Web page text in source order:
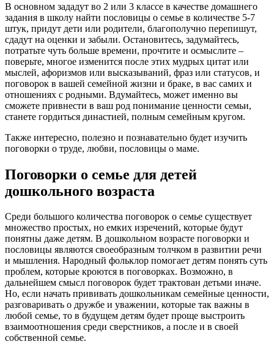
В основном зададут во 2 или 3 классе в качестве домашнего
задания в школу найти пословицы о семье в количестве 5-7
штук, придут дети или родители, благополучно перепишут,
сдадут на оценки и забыли. Остановитесь, задумайтесь,
потратьте чуть больше времени, прочтите и осмыслите –
поверьте, многое изменится после этих мудрых цитат или
мыслей, афоризмов или высказываний, фраз или статусов, и
поговорок в вашей семейной жизни и браке, в вас самих и
отношениях с родными. Вдумайтесь, может именно вы
сможете привнести в ваш род понимание ценности семьи,
станете гордиться династией, полным семейным кругом.
Также интересно, полезно и познавательно будет изучить
поговорки о труде, любви, пословицы о маме.
Поговорки о семье для детей
дошкольного возраста
Среди большого количества поговорок о семье существует
множество простых, но емких изречений, которые будут
понятны даже детям. В дошкольном возрасте поговорки и
пословицы являются своеобразным толчком в развитии речи
и мышления. Народный фольклор помогает детям понять суть
проблем, которые кроются в поговорках. Возможно, в
дальнейшем смысл поговорок будет трактован детьми иначе.
Но, если начать прививать дошкольникам семейные ценности,
разговаривать о дружбе и уважении, которые так важны в
любой семье, то в будущем детям будет проще выстроить
взаимоотношения среди сверстников, а после и в своей
собственной семье.